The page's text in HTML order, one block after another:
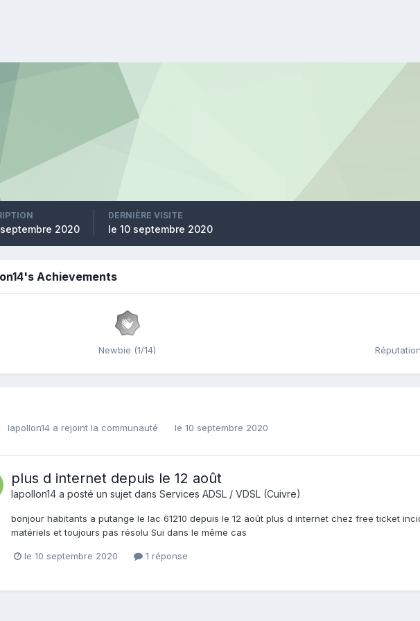
2020
DERNIÈRE VISITE
le 10 septembre 2020
Achievements
Newbie (1/14)
lapollon14 a rejoint la communauté le 10 septembre 2020
plus d internet depuis le 12 août
lapollon14 a posté un sujet dans Services ADSL / VDSL (Cuivre)
bonjour habitants a putange le lac 61210 depuis le 12 août plus d internet chez free ticket
matériels et toujours pas résolu Sui dans le même cas
le 10 septembre 2020 1 réponse